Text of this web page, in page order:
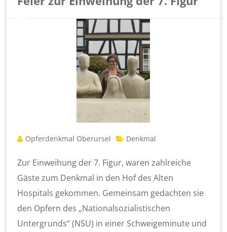
Opferdenkmal Oberursel Denkmal
Zur Einweihung der 7. Figur, waren zahlreiche
Gäste zum Denkmal in den Hof des Alten
Hospitals gekommen. Gemeinsam gedachten sie
den Opfern des „Nationalsozialistischen
Untergrunds“ (NSU) in einer Schweigeminute und